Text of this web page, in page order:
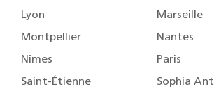
Lyon
Marseille
Montpellier
Nantes
Nîmes
Paris
Saint-Étienne
Sophia